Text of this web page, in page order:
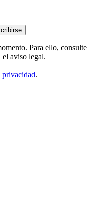
Para ello, consulte
el aviso legal.
privacidad.